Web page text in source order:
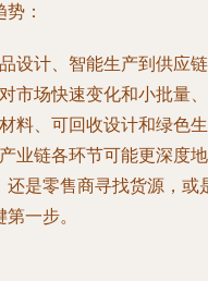
：
品设计、智能生产到供应
对市场快速变化和小批量
材料、可回收设计和绿色
产业链各环节可能更深度
是零售商寻找货源，
一步。